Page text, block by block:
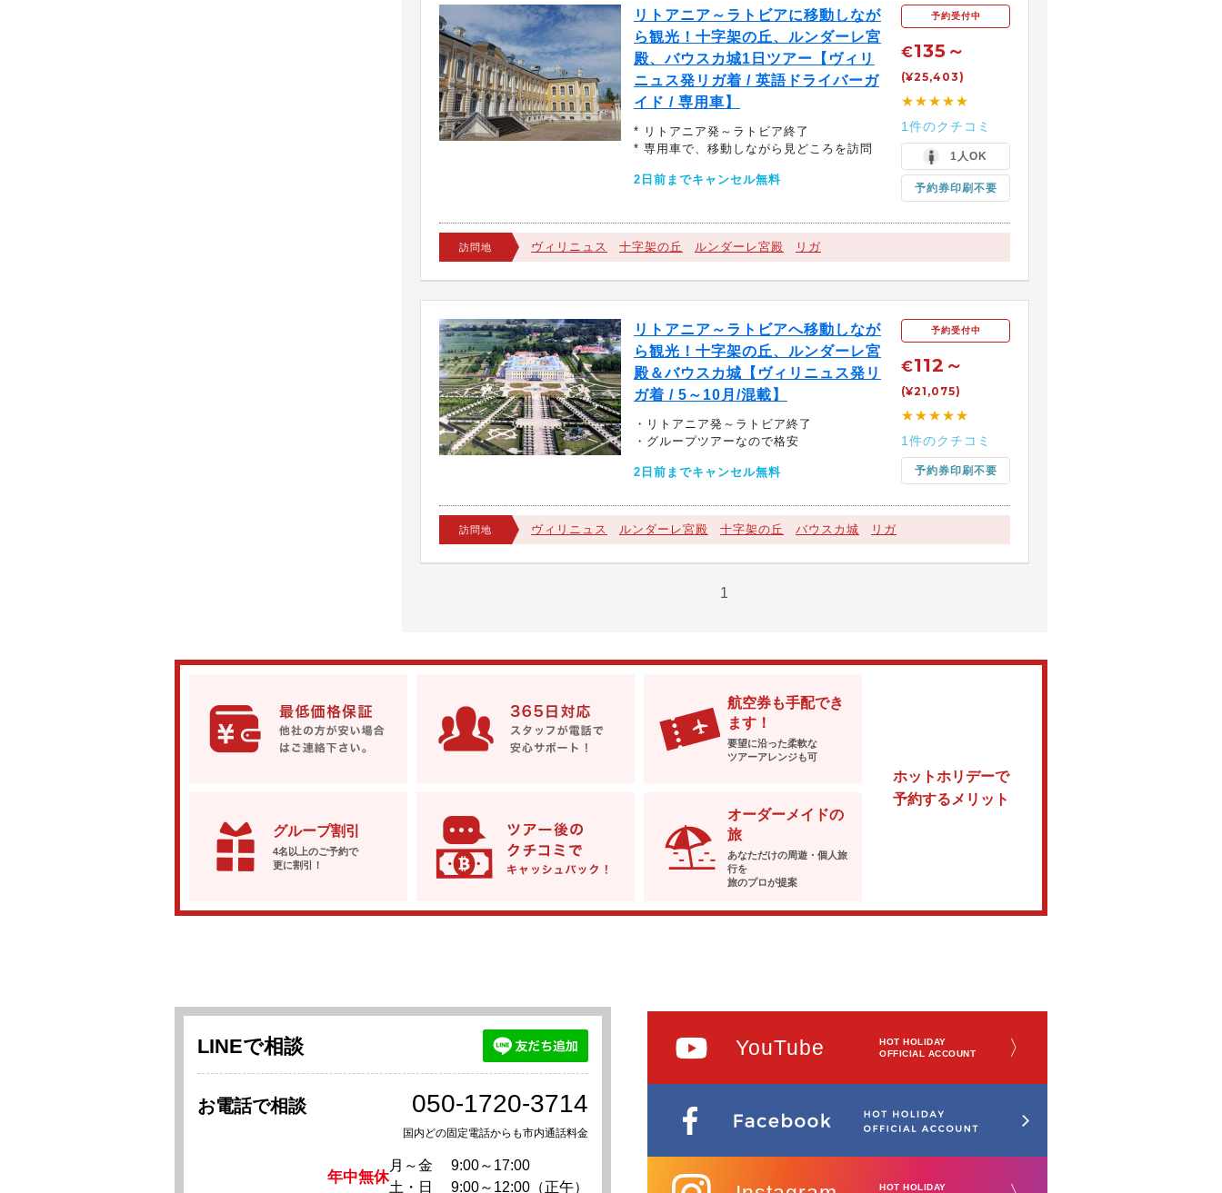
リトアニア～ラトビアに移動しなが
ら観光！十字架の丘、ルンダーレ宮
殿、バウスカ城1日ツアー【ヴィリ
ニュス発リガ着 / 英語ドライバーガ
イド / 専用車】
* リトアニア発～ラトビア終了
* 専用車で、移動しながら見どころを訪問
2日前までキャンセル無料
予約受付中
€135～
(¥25,403)
★★★★★
1件のクチコミ
1人OK
予約券印刷不要
訪問地 ヴィリニュス 十字架の丘 ルンダーレ宮殿 リガ
リトアニア～ラトビアへ移動しなが
ら観光！十字架の丘、ルンダーレ宮
殿＆バウスカ城【ヴィリニュス発リ
ガ着 / 5～10月/混載】
・リトアニア発～ラトビア終了
・グループツアーなので格安
2日前までキャンセル無料
予約受付中
€112～
(¥21,075)
★★★★★
1件のクチコミ
予約券印刷不要
訪問地 ヴィリニュス ルンダーレ宮殿 十字架の丘 バウスカ城 リガ
1
ホットホリデーで
予約するメリット
航空券も手配でき
ます！
要望に沿った柔軟な
ツアーアレンジも可
グループ割引
4名以上のご予約で
更に割引！
オーダーメイドの
旅
あなただけの周遊・個人旅
行を
旅のプロが提案
LINEで相談
お電話で相談 050-1720-3714
国内どの固定電話からも市内通話料金
年中無休
月～金
9:00～17:00
土・日
9:00～12:00（正午）
YouTube
HOT HOLIDAY
OFFICIAL ACCOUNT
〉
HOT HOLIDAY